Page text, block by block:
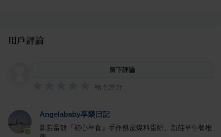
用戶評論
留下評論
給予評分
Angelababy享樂日記
新莊蛋餅『初心早食』手作酥皮爆料蛋餅、新莊早午餐推